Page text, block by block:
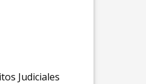
Judiciales